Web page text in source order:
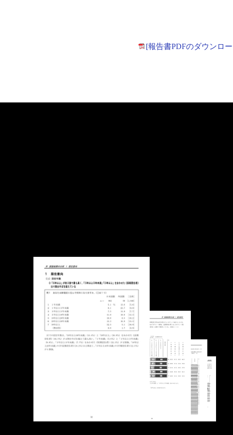
[報告書PDFのダウンロ